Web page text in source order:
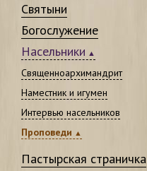
Святыни
Богослужение
Насельники
Священноархимандрит
Наместник и игумен
Интервью насельников
Проповеди
Пастырская страничка